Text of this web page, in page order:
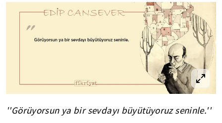
''Görüyorsun ya bir sevdayı büyütüyoruz seninle.''